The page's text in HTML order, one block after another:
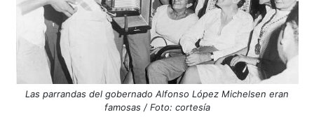
Las parrandas del gobernado Alfonso López Michelsen eran
famosas / Foto: cortesía